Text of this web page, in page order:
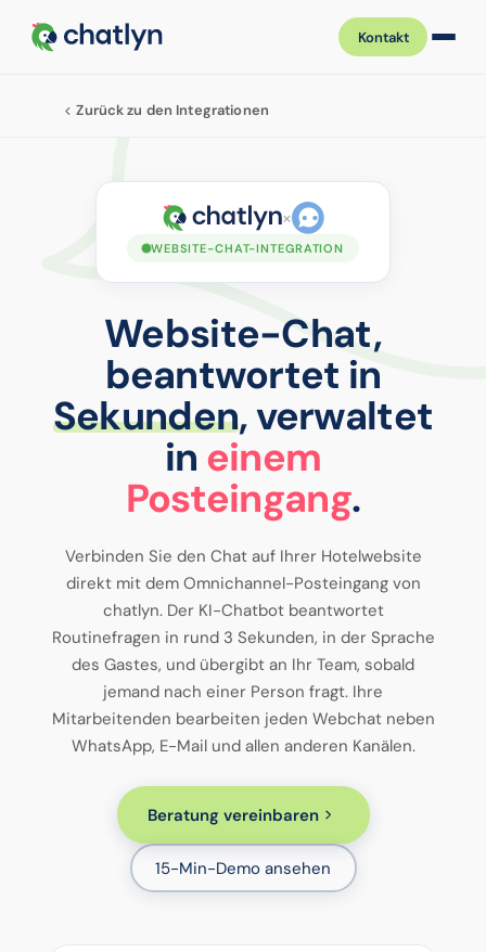
Kontakt
Zurück zu den Integrationen
×
WEBSITE-CHAT-INTEGRATION
Website-Chat,
beantwortet in
Sekunden, verwaltet
in einem
Posteingang.
Verbinden Sie den Chat auf Ihrer Hotelwebsite
direkt mit dem Omnichannel-Posteingang von
chatlyn. Der KI-Chatbot beantwortet
Routinefragen in rund 3 Sekunden, in der Sprache
des Gastes, und übergibt an Ihr Team, sobald
jemand nach einer Person fragt. Ihre
Mitarbeitenden bearbeiten jeden Webchat neben
WhatsApp, E-Mail und allen anderen Kanälen.
Beratung vereinbaren
15-Min-Demo ansehen